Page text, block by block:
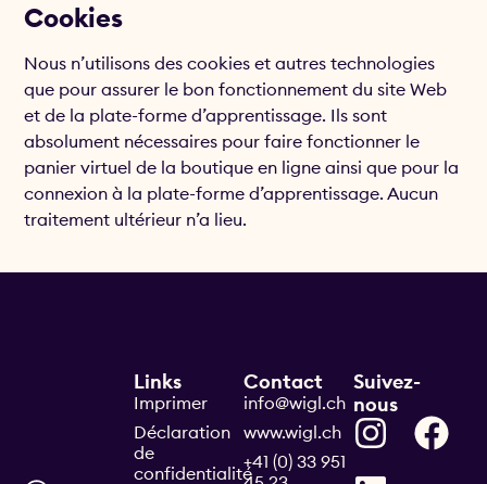
Cookies
Nous n’utilisons des cookies et autres technologies
que pour assurer le bon fonctionnement du site Web
et de la plate-forme d’apprentissage. Ils sont
absolument nécessaires pour faire fonctionner le
panier virtuel de la boutique en ligne ainsi que pour la
connexion à la plate-forme d’apprentissage. Aucun
traitement ultérieur n’a lieu.
Contact
info@wigl.ch
www.wigl.ch
+41 (0) 33 951
Links
Imprimer
Déclaration
de
confidentialité
Suivez-
nous